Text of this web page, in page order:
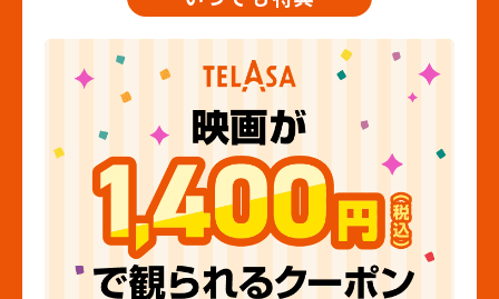
発券機ではご利用いただけません。
・見放題会員ご本人様分のみご利用いただだけます。
・4DX/IMAX/ScreenX/3D/FLEXOUND/プレミアム・ダイニン
グ・シネマ等での上映の場合は所定の追加料金がかかります。
・プレミアペアシートなど特別料金が設定されているシートは
対象外となります。
・各映画館のスタッフの指示に従ってご利用ください。